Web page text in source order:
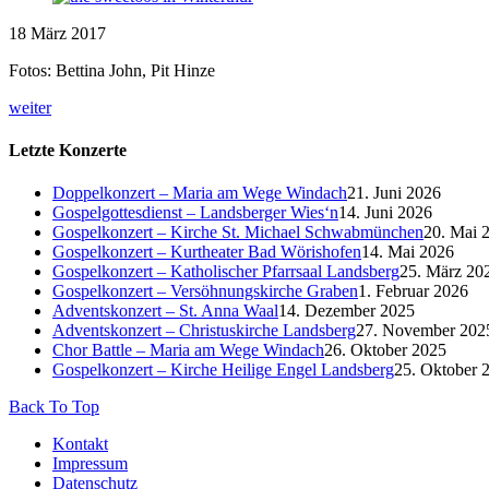
18 März 2017
Fotos: Bettina John, Pit Hinze
weiter
Letzte Konzerte
Doppelkonzert – Maria am Wege Windach21. Juni 2026
Gospelgottesdienst – Landsberger Wies‘n14. Juni 2026
Gospelkonzert – Kirche St. Michael Schwabmünchen20. Mai
Gospelkonzert – Kurtheater Bad Wörishofen14. Mai 2026
Gospelkonzert – Katholischer Pfarrsaal Landsberg25. März
Gospelkonzert – Versöhnungskirche Graben1. Februar 2026
Adventskonzert – St. Anna Waal14. Dezember 2025
Adventskonzert – Christuskirche Landsberg27. November
Chor Battle – Maria am Wege Windach26. Oktober 2025
Gospelkonzert – Kirche Heilige Engel Landsberg25. Oktober
Back To Top
Kontakt
Impressum
Datenschutz